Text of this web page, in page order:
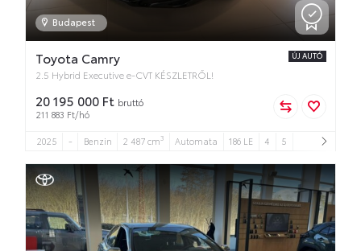
Budapest
Toyota Camry
2.5 Hybrid Executive e-CVT KÉSZLETRŐL!
ÚJ AUTÓ
20 195 000 Ft bruttó
211 883 Ft/hó
2025 - Benzin 2 487 cm3 Automata 186 LE 4 5